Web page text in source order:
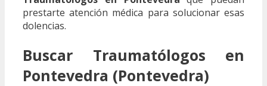
prestarte atención médica para solucionar esas
dolencias.
Buscar Traumatólogos en
Pontevedra (Pontevedra)